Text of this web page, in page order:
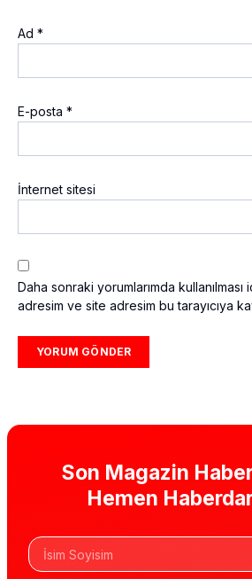
Ad *
E-posta *
İnternet sitesi
Daha sonraki yorumlarımda kullanılması
adresim ve site adresim bu tarayıcıya
Son Magazin
Hemen